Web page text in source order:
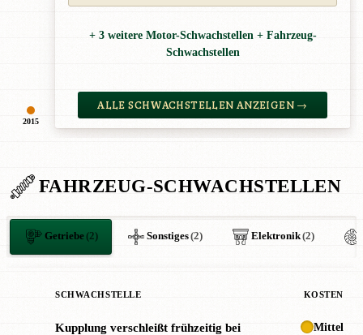
2015
+ 3 weitere Motor-Schwachstellen + Fahrzeug-
Schwachstellen
ALLE SCHWACHSTELLEN ANZEIGEN →
FAHRZEUG-SCHWACHSTELLEN
Getriebe(2) Sonstiges(2) Elektronik(2)
SCHWACHSTELLE KOSTEN
Kupplung verschleißt frühzeitig bei
Mittel